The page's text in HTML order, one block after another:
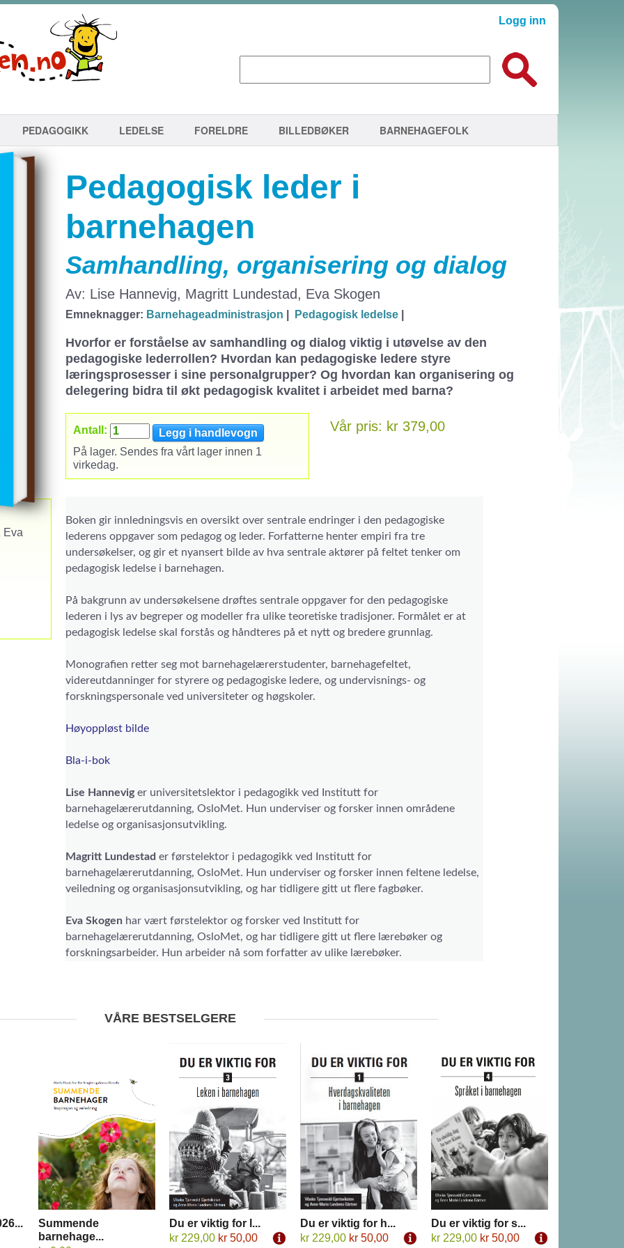
Logg inn
PEDAGOGIKK LEDELSE FORELDRE BILLEDBØKER BARNEHAGEFOLK
Eva
Pedagogisk leder i
barnehagen
Samhandling, organisering og dialog
Av: Lise Hannevig, Magritt Lundestad, Eva Skogen
Emneknagger: Barnehageadministrasjon Pedagogisk ledelse
Hvorfor er forståelse av samhandling og dialog viktig i utøvelse av den
pedagogiske lederrollen? Hvordan kan pedagogiske ledere styre
læringsprosesser i sine personalgrupper? Og hvordan kan organisering og
delegering bidra til økt pedagogisk kvalitet i arbeidet med barna?
Vår pris: kr 379,00
Antall:
På lager. Sendes fra vårt lager innen 1
virkedag.
Boken gir innledningsvis en oversikt over sentrale endringer i den pedagogiske
lederens oppgaver som pedagog og leder. Forfatterne henter empiri fra tre
undersøkelser, og gir et nyansert bilde av hva sentrale aktører på feltet tenker om
pedagogisk ledelse i barnehagen.
På bakgrunn av undersøkelsene drøftes sentrale oppgaver for den pedagogiske
lederen i lys av begreper og modeller fra ulike teoretiske tradisjoner. Formålet er at
pedagogisk ledelse skal forstås og håndteres på et nytt og bredere grunnlag.
Monografien retter seg mot barnehagelærerstudenter, barnehagefeltet,
videreutdanninger for styrere og pedagogiske ledere, og undervisnings- og
forskningspersonale ved universiteter og høgskoler.
Høyoppløst bilde
Bla-i-bok
Lise Hanneviger universitetslektor i pedagogikk ved Institutt for
barnehagelærerutdanning, OsloMet. Hun underviser og forsker innen områdene
ledelse og organisasjonsutvikling.
Magritt Lundestad er førstelektor i pedagogikk ved Institutt for
barnehagelærerutdanning, OsloMet. Hun underviser og forsker innen feltene ledelse,
veiledning og organisasjonsutvikling, og har tidligere gitt ut flere fagbøker.
Eva Skogen har vært førstelektor og forsker ved Institutt for
barnehagelærerutdanning, OsloMet, og har tidligere gitt ut flere lærebøker og
forskningsarbeider. Hun arbeider nå som forfatter av ulike lærebøker.
VÅRE BESTSELGERE
Summende
barnehage...
Du er viktig for l...
kr 229,00 kr 50,00
Du er viktig for h...
kr 229,00 kr 50,00
Du er viktig for s...
kr 229,00 kr 50,00